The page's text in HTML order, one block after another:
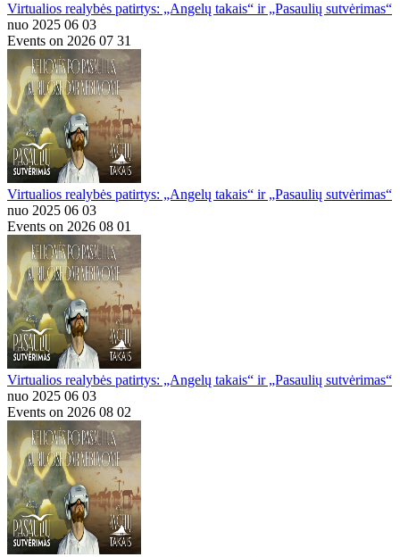
Virtualios realybės patirtys: „Angelų takais“ ir „Pasaulių sutvėrimas“
nuo 2025 06 03
Events on 2026 07 31
Virtualios realybės patirtys: „Angelų takais“ ir „Pasaulių sutvėrimas“
nuo 2025 06 03
Events on 2026 08 01
Virtualios realybės patirtys: „Angelų takais“ ir „Pasaulių sutvėrimas“
nuo 2025 06 03
Events on 2026 08 02